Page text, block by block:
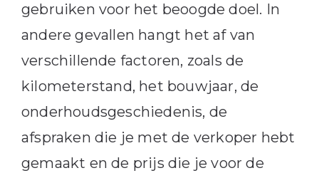
gebruiken voor het beoogde doel. In
andere gevallen hangt het af van
verschillende factoren, zoals de
kilometerstand, het bouwjaar, de
onderhoudsgeschiedenis, de
afspraken die je met de verkoper hebt
gemaakt en de prijs die je voor de